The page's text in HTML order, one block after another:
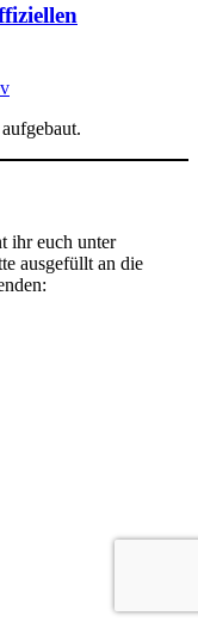
ihr euch unter
ausgefüllt an die